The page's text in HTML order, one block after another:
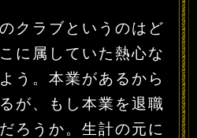
クラブというのはど
に属していた熱心な
う。本業があるから
が、もし本業を退職
ろうか。生計の元に